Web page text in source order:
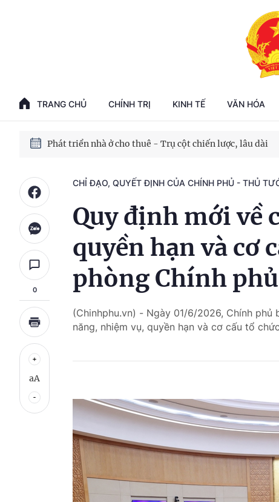
TRANG CHỦ CHÍNH TRỊ KINH TẾ VĂN HÓA
Phát triển kinh tế nhà nước trong kỷ nguyên mới
Chiến
Bảo vệ nền tảng tư tưởng
Phát triển nhà ở cho thuê - Trụ cột chiến lược, lâu dài
0
aA
CHỈ ĐẠO, QUYẾT ĐỊNH CỦA CHÍNH PHỦ - THỦ
Quy định mới về
quyền hạn và cơ
phòng Chính phủ
(Chinhphu.vn) - Ngày 01/6/2026, Chính
năng, nhiệm vụ, quyền hạn và cơ cấu tổ